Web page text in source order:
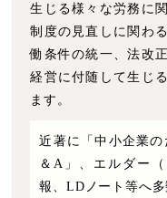
生じる様々な労務に
制度の見直しに関わ
働条件の統一、法改
経営に付随して生じ
ます。
近著に「中小企業
＆A」、エルダー
報、LDノート等へ